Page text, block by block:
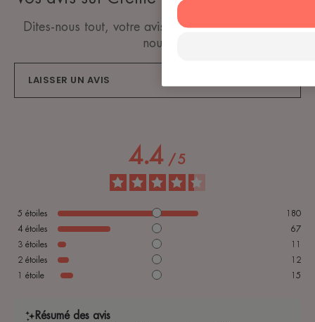
Dites-nous tout, votre avis compte vraiment pour
nous.
LAISSER UN AVIS
4.4 /5
5 étoiles
180
4 étoiles
67
3 étoiles
11
2 étoiles
12
1 étoile 15
Résumé des avis